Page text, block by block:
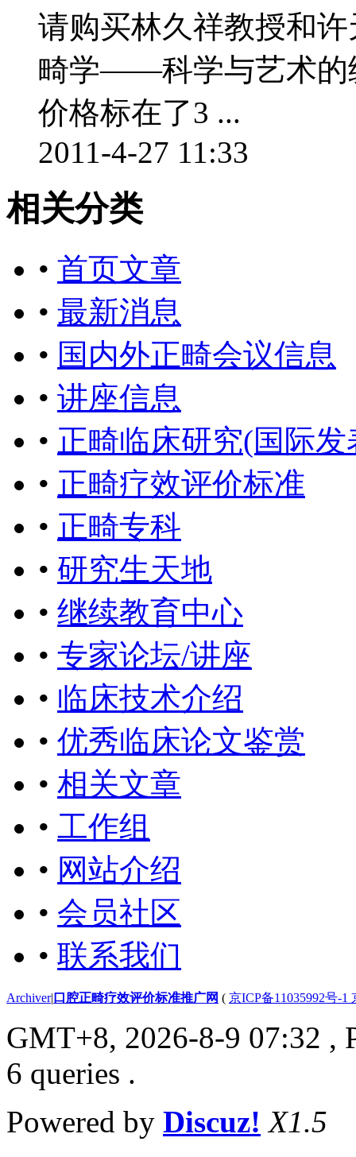
请购买林久祥教授和
畸学——科学与艺术的
价格标在了3 ...
2011-4-27 11:33
相关分类
• 首页文章
• 最新消息
• 国内外正畸会议信息
• 讲座信息
• 正畸临床研究(国际发
• 正畸疗效评价标准
• 正畸专科
• 研究生天地
• 继续教育中心
• 专家论坛/讲座
• 临床技术介绍
• 优秀临床论文鉴赏
• 相关文章
• 工作组
• 网站介绍
• 会员社区
• 联系我们
Archiver| 口腔正畸疗效评价标准推广网 ( 京ICP备11035992号-1
GMT+8, 2026-8-9 07:32 ,
6 queries .
Powered by Discuz! X1.5